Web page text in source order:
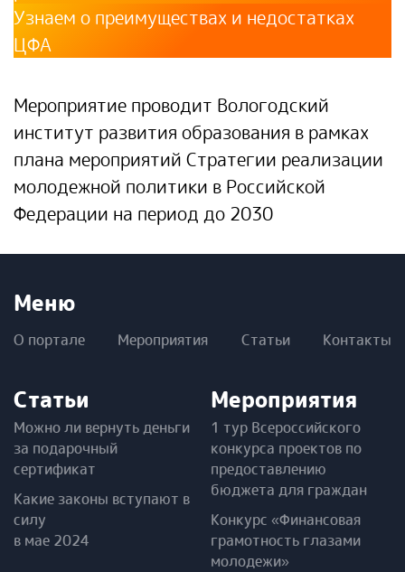
Узнаем о преимуществах и недостатках
ЦФА
Мероприятие проводит Вологодский
институт развития образования в рамках
плана мероприятий Стратегии реализации
молодежной политики в Российской
Федерации на период до 2030
Меню
О портале Мероприятия Статьи Контакты
Статьи
Можно ли вернуть деньги
за подарочный
сертификат
Какие законы вступают в
силу
в мае 2024
Мероприятия
1 тур Всероссийского
конкурса проектов по
предоставлению
бюджета для граждан
Конкурс «Финансовая
грамотность глазами
молодежи»